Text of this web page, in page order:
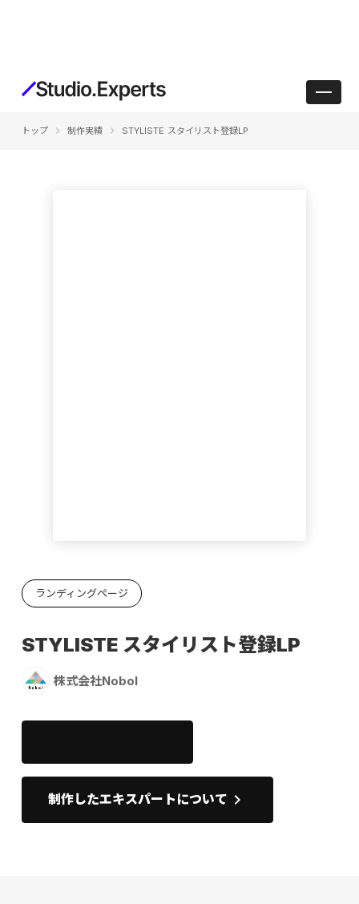
トップ keyboard_arrow_right 制作実績 keyboard_arrow_right STYLISTE スタイリスト登録LP
ランディングページ
STYLISTE スタイリスト登録LP
株式会社Nobol
制作したエキスパートについて keyboard_arrow_right